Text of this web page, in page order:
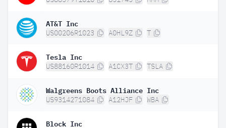
AT&T Inc
US00206R1023 A0HL9Z T
Tesla Inc
US88160R1014 A1CX3T TSLA
Walgreens Boots Alliance Inc
US9314271084 A12HJF WBA
Block Inc